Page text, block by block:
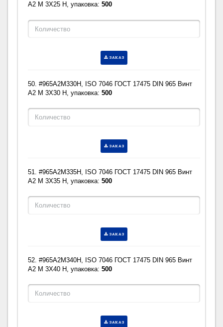
A2 M 3X25 H, упаковка:500
ЗАКАЗ
50. #965A2M330H, ISO 7046 ГОСТ 17475 DIN 965 Винт
A2 M 3X30 H, упаковка:500
ЗАКАЗ
51. #965A2M335H, ISO 7046 ГОСТ 17475 DIN 965 Винт
A2 M 3X35 H, упаковка:500
ЗАКАЗ
52. #965A2M340H, ISO 7046 ГОСТ 17475 DIN 965 Винт
A2 M 3X40 H, упаковка:500
ЗАКАЗ